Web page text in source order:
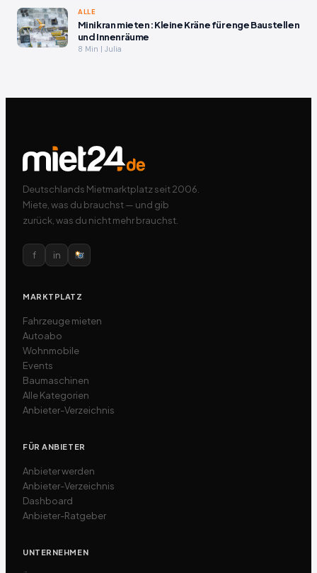
ALLE
Minikran mieten: Kleine Kräne für enge Baustellen
und Innenräume
8 Min | Julia
Deutschlands Mietmarktplatz seit 2006.
Miete, was du brauchst — und gib
zurück, was du nicht mehr brauchst.
f in
MARKTPLATZ
Fahrzeuge mieten
Autoabo
Wohnmobile
Events
Baumaschinen
Alle Kategorien
Anbieter-Verzeichnis
FÜR ANBIETER
Anbieter werden
Anbieter-Verzeichnis
Dashboard
Anbieter-Ratgeber
UNTERNEHMEN